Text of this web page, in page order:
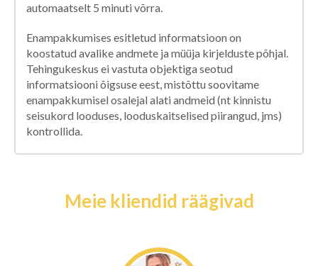
automaatselt 5 minuti võrra.
Enampakkumises esitletud informatsioon on
koostatud avalike andmete ja müüja kirjelduste põhjal.
Tehingukeskus ei vastuta objektiga seotud
informatsiooni õigsuse eest, mistõttu soovitame
enampakkumisel osalejal alati andmeid (nt kinnistu
seisukord looduses, looduskaitselised piirangud, jms)
kontrollida.
Meie kliendid räägivad